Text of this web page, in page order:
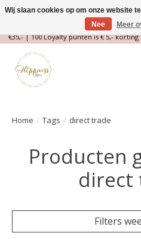
Magische Conceptstore, Edelstenen &
€35,- | 100 Loyalty punten is € 5,-
Home / Tags / direct trade
Producten
direct
Filters
Wij slaan cookies op om onze website
Nee
Meer